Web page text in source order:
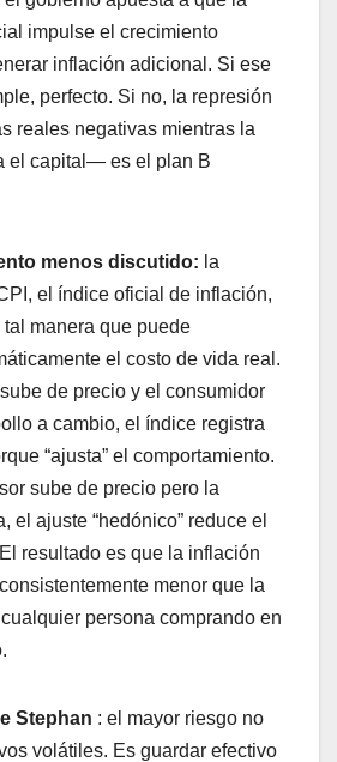
impulse el crecimiento
inflación adicional. Si ese
perfecto. Si no, la represión
reales negativas mientras la
el capital— es el plan B
menos discutido: la
el índice oficial de inflación,
manera que puede
el costo de vida real.
de precio y el consumidor
a cambio, el índice registra
“ajusta” el comportamiento.
sube de precio pero la
el ajuste “hedónico” reduce el
resultado es que la inflación
menor que la
persona comprando en
Stephan : el mayor riesgo no
volátiles. Es guardar efectivo